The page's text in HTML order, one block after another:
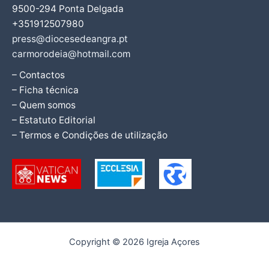
9500-294 Ponta Delgada
+351912507980
press@diocesedeangra.pt
carmorodeia@hotmail.com
– Contactos
– Ficha técnica
– Quem somos
– Estatuto Editorial
– Termos e Condições de utilização
Copyright © 2026 Igreja Açores